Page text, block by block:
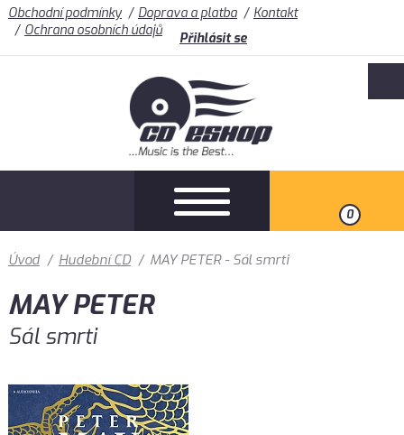
Obchodní podmínky Doprava a platba
Kontakt
Ochrana osobních údajů
Přihlásit se
0
Úvod / Hudební CD / MAY PETER - Sál smrti
MAY PETER
Sál smrti